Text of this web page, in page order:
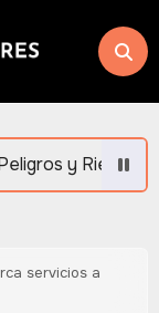
Morelos
servicios a